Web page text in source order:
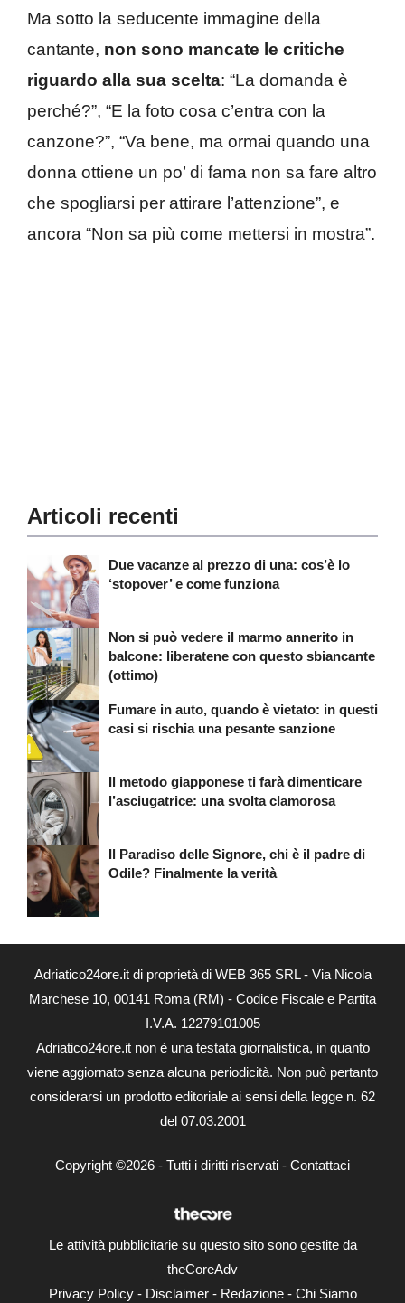
Ma sotto la seducente immagine della
cantante, non sono mancate le critiche
riguardo alla sua scelta: “La domanda è
perché?”, “E la foto cosa c’entra con la
canzone?”, “Va bene, ma ormai quando una
donna ottiene un po’ di fama non sa fare altro
che spogliarsi per attirare l’attenzione”, e
ancora “Non sa più come mettersi in mostra”.
Articoli recenti
Due vacanze al prezzo di una: cos’è lo
‘stopover’ e come funziona
Non si può vedere il marmo annerito in
balcone: liberatene con questo sbiancante
(ottimo)
Fumare in auto, quando è vietato: in questi
casi si rischia una pesante sanzione
Il metodo giapponese ti farà dimenticare
l’asciugatrice: una svolta clamorosa
Il Paradiso delle Signore, chi è il padre di
Odile? Finalmente la verità
Adriatico24ore.it di proprietà di WEB 365 SRL - Via Nicola
Marchese 10, 00141 Roma (RM) - Codice Fiscale e Partita
I.V.A. 12279101005
Adriatico24ore.it non è una testata giornalistica, in quanto
viene aggiornato senza alcuna periodicità. Non può pertanto
considerarsi un prodotto editoriale ai sensi della legge n. 62
del 07.03.2001
Copyright ©2026 - Tutti i diritti riservati - Contattaci
Le attività pubblicitarie su questo sito sono gestite da
theCoreAdv
Privacy Policy- Disclaimer- Redazione- Chi Siamo